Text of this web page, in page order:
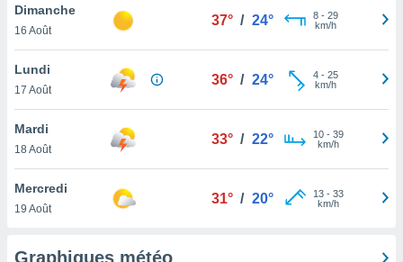
notre
que
et que
Dimanche
16 Août
37° / 24° 8- 29
km/h
Lundi
17 Août
36° / 24° 4- 25
km/h
Mardi
18 Août
33° / 22° 10- 39
km/h
Mercredi
19 Août
31° / 20° 13- 33
km/h
Graphiques météo